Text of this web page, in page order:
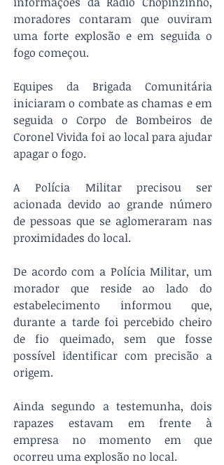
moradores contaram que ouviram
uma forte explosão e em seguida o
fogo começou.
Equipes da Brigada Comunitária
iniciaram o combate as chamas e em
seguida o Corpo de Bombeiros de
Coronel Vivida foi ao local para ajudar
apagar o fogo.
A Polícia Militar precisou ser
acionada devido ao grande número
de pessoas que se aglomeraram nas
proximidades do local.
De acordo com a Polícia Militar, um
morador que reside ao lado do
estabelecimento informou que,
durante a tarde foi percebido cheiro
de fio queimado, sem que fosse
possível identificar com precisão a
origem.
Ainda segundo a testemunha, dois
rapazes estavam em frente à
empresa no momento em que
ocorreu uma explosão no local.